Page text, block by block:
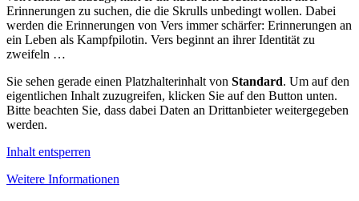
Erinnerungen zu suchen, die die Skrulls unbedingt wollen. Dabei
werden die Erinnerungen von Vers immer schärfer: Erinnerungen an
ein Leben als Kampfpilotin. Vers beginnt an ihrer Identität zu
zweifeln …
Sie sehen gerade einen Platzhalterinhalt von Standard. Um auf den
eigentlichen Inhalt zuzugreifen, klicken Sie auf den Button unten.
Bitte beachten Sie, dass dabei Daten an Drittanbieter weitergegeben
werden.
Inhalt entsperren
Weitere Informationen